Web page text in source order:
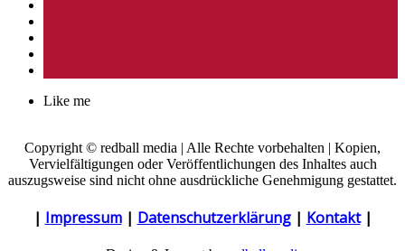
Like me
Copyright © redball media | Alle Rechte vorbehalten | Kopien,
Vervielfältigungen oder Veröffentlichungen des Inhaltes auch
auszugsweise sind nicht ohne ausdrückliche Genehmigung gestattet.
| Impressum| Datenschutzerklärung| Kontakt|